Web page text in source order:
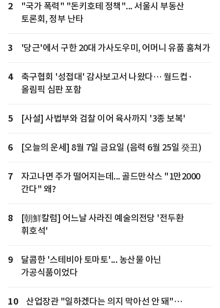
2
"국가 폭력" "돈키호테 정책"... 서울시 부동산
토론회, 정부 난타
3 '당근'에서 구한 20대 가사도우미, 어머니 유품 훔쳐가
4
축구협회 '성접대' 감사보고서 나왔다… 월드컵·
올림픽 심판 포함
5 [사설] 사법부와 검찰 이어 육사까지 '3종 보복'
6 [오늘의 운세] 8월 7일 금요일 (음력 6월 25일 癸丑)
7
자고나면 주가 떨어지는데... 골드만삭스 "1만2000
간다" 왜?
8
[朝鮮칼럼] 어느날 사라진 예술의전당 '전두환
휘호석'
9
달콤한 '스테비아 토마토'... 농산물 아닌
가공식품이었다
10
산업장관 "일하겠다는 의지 막아선 안 돼"…